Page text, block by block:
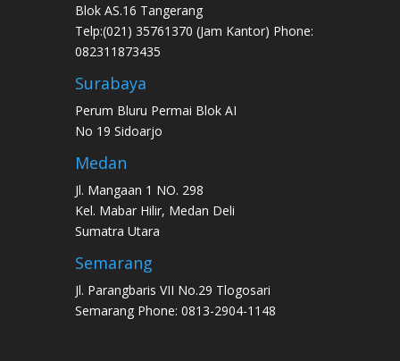
Blok AS.16 Tangerang
Telp:(021) 35761370 (Jam Kantor) Phone:
082311873435
Surabaya
Perum Bluru Permai Blok AI
No 19 Sidoarjo
Medan
Jl. Mangaan 1 NO. 298
Kel. Mabar Hilir, Medan Deli
Sumatra Utara
Semarang
Jl. Parangbaris VII No.29 Tlogosari
Semarang Phone: 0813-2904-1148